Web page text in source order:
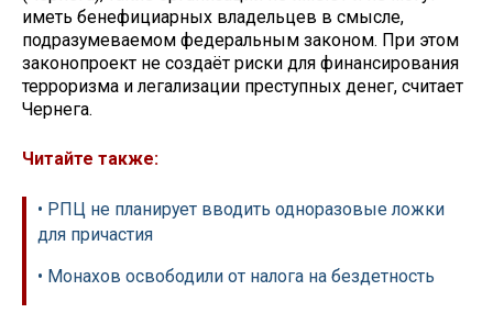
иметь бенефициарных владельцев в смысле,
подразумеваемом федеральным законом. При этом
законопроект не создаёт риски для финансирования
терроризма и легализации преступных денег, считает
Чернега.
Читайте также:
• РПЦ не планирует вводить одноразовые ложки
для причастия
• Монахов освободили от налога на бездетность